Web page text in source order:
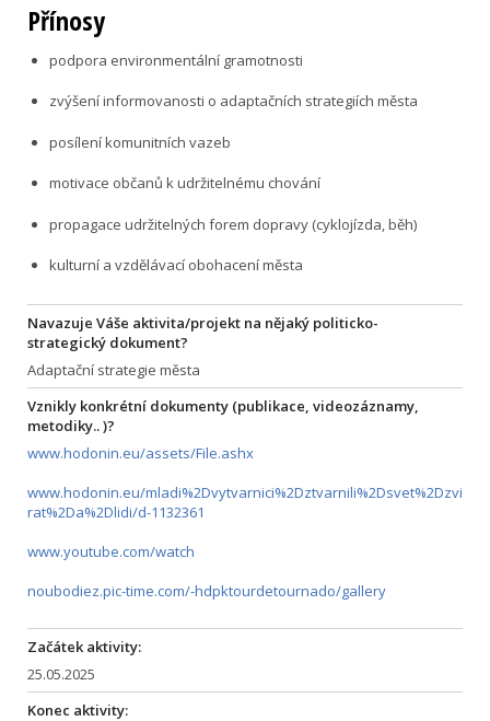
Přínosy
podpora environmentální gramotnosti
zvýšení informovanosti o adaptačních strategiích města
posílení komunitních vazeb
motivace občanů k udržitelnému chování
propagace udržitelných forem dopravy (cyklojízda, běh)
kulturní a vzdělávací obohacení města
Navazuje Váše aktivita/projekt na nějaký politicko-
strategický dokument?
Adaptační strategie města
Vznikly konkrétní dokumenty (publikace, videozáznamy,
metodiky.. )?
www.hodonin.eu/assets/File.ashx
www.hodonin.eu/mladi%2Dvytvarnici%2Dztvarnili%2Dsvet%2Dzvi
rat%2Da%2Dlidi/d-1132361
www.youtube.com/watch
noubodiez.pic-time.com/-hdpktourdetournado/gallery
Začátek aktivity:
25.05.2025
Konec aktivity: